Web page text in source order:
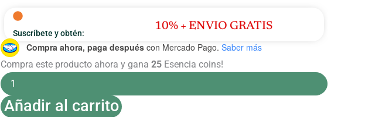
Suscríbete y obtén:
10% + ENVIO GRATIS
Compra ahora, paga después con Mercado Pago. Saber más
Compra este producto ahora y gana 25 Esencia coins!
CBD
Gotero
para
Mascotas
450mg
cantidad
Añadir al carrito